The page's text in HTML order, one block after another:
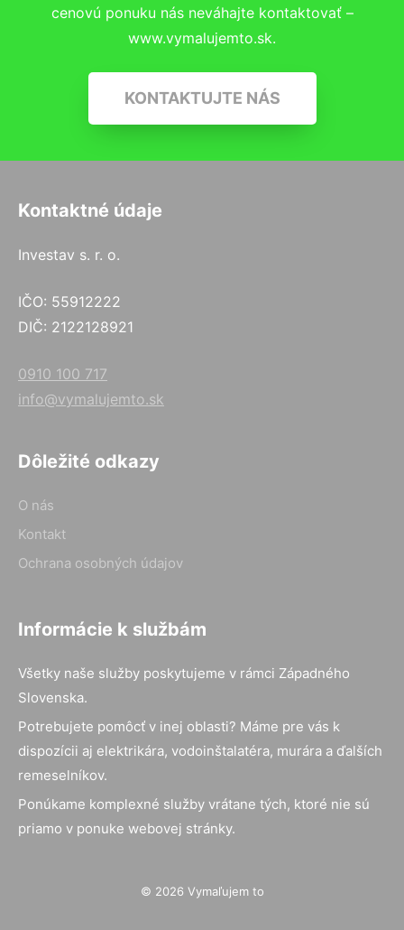
cenovú ponuku nás neváhajte kontaktovať –
www.vymalujemto.sk.
KONTAKTUJTE NÁS
Kontaktné údaje
Investav s. r. o.
IČO: 55912222
DIČ: 2122128921
0910 100 717
info@vymalujemto.sk
Dôležité odkazy
O nás
Kontakt
Ochrana osobných údajov
Informácie k službám
Všetky naše služby poskytujeme v rámci Západného
Slovenska.
Potrebujete pomôcť v inej oblasti? Máme pre vás k
dispozícii aj elektrikára, vodoinštalatéra, murára a ďalších
remeselníkov.
Ponúkame komplexné služby vrátane tých, ktoré nie sú
priamo v ponuke webovej stránky.
© 2026 Vymaľujem to